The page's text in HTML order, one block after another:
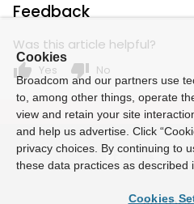
Feedback
Was this article helpful?
thumb_up Yes thumb_down No
Cookies
Broadcom and our partners use
to, among other things, operate
view and retain your site
and help us advertise. Click
privacy choices. By continuing to
these data practices as described
Cookies